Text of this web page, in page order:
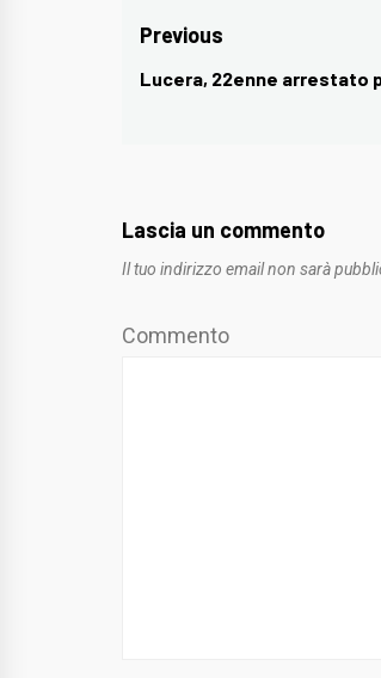
Navigazione
articoli
Previous
Previous
Lucera, 22enne arrestato
Lascia un commento
Il tuo indirizzo email non sarà
Commento